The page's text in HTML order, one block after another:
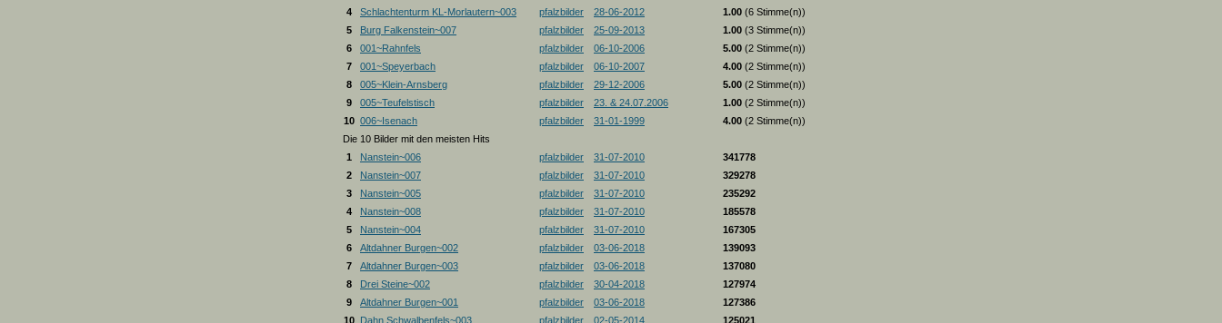
4
Schlachtenturm KL-Morlautern~003 pfalzbilder 28-06-2012 1.00 (6 Stimme(n))
5
Burg Falkenstein~007 pfalzbilder 25-09-2013 1.00 (3 Stimme(n))
6
001~Rahnfels pfalzbilder 06-10-2006 5.00 (2 Stimme(n))
7
001~Speyerbach pfalzbilder 06-10-2007 4.00 (2 Stimme(n))
8
005~Klein-Arnsberg pfalzbilder 29-12-2006 5.00 (2 Stimme(n))
9
005~Teufelstisch pfalzbilder 23. & 24.07.2006 1.00 (2 Stimme(n))
10 006~Isenach pfalzbilder 31-01-1999 4.00 (2 Stimme(n))
Die 10 Bilder mit den meisten Hits
1
Nanstein~006 pfalzbilder 31-07-2010
341778
2
Nanstein~007 pfalzbilder 31-07-2010
329278
3
Nanstein~005 pfalzbilder 31-07-2010
235292
4
Nanstein~008 pfalzbilder 31-07-2010
185578
5
Nanstein~004 pfalzbilder 31-07-2010
167305
6
Altdahner Burgen~002 pfalzbilder 03-06-2018
139093
7
Altdahner Burgen~003 pfalzbilder 03-06-2018
137080
8
Drei Steine~002 pfalzbilder 30-04-2018
127974
9
Altdahner Burgen~001 pfalzbilder 03-06-2018
127386
10
Dahn Schwalbenfels~003 pfalzbilder 02-05-2014 125021